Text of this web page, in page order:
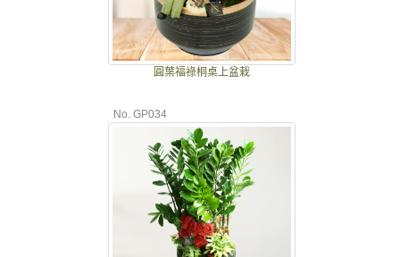
圓葉福祿桐桌上盆栽
No. GP034